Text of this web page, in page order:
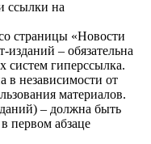
ссылки на
страницы «Новости
– обязательна
систем гиперссылка.
в независимости от
материалов.
– должна быть
первом абзаце